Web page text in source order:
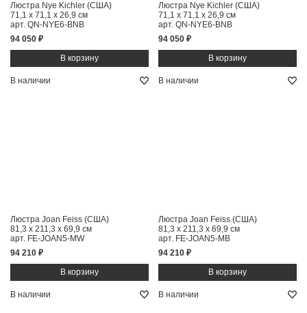
Люстра Nye Kichler (США)
71,1 x 71,1 x 26,9 см
арт. QN-NYE6-BNB
94 050 ₽
Люстра Nye Kichler (США)
71,1 x 71,1 x 26,9 см
арт. QN-NYE6-BNB
94 050 ₽
В наличии
Люстра Joan Feiss (США)
81,3 x 211,3 x 69,9 см
арт. FE-JOAN5-MW
94 210 ₽
В наличии
Люстра Joan Feiss (США)
81,3 x 211,3 x 69,9 см
арт. FE-JOAN5-MB
94 210 ₽
В наличии В наличии